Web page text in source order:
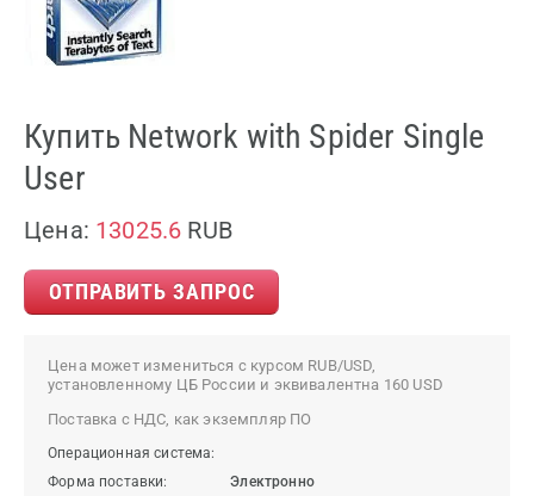
Купить Network with Spider Single
User
Цена: 13025.6 RUB
ОТПРАВИТЬ ЗАПРОС
Цена может измениться с курсом RUB/USD,
установленному ЦБ России и эквивалентна 160 USD
Поставка с НДС, как экземпляр ПО
Операционная система:
Форма поставки:
Электронно